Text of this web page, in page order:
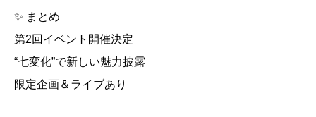
✨ まとめ
第2回イベント開催決定
“七変化”で新しい魅力披露
限定企画＆ライブあり